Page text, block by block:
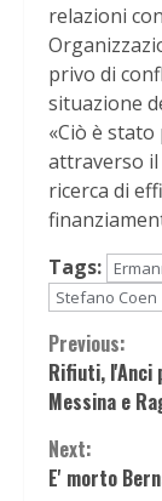
relazioni
privo di
situazione
«Ciò è
attraverso il
ricerca di
Tags:
Stefano Coen
Continue
Previous:
Rifiuti, l'Anci
Messina e
Next:
E' morto